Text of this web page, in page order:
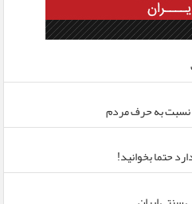
نسبت به حرف مردم
حتما بخوانید!